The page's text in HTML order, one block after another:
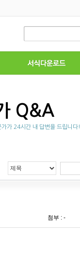
Q&A
가 24시간 내 답변을 드립니다!
첨부 : -